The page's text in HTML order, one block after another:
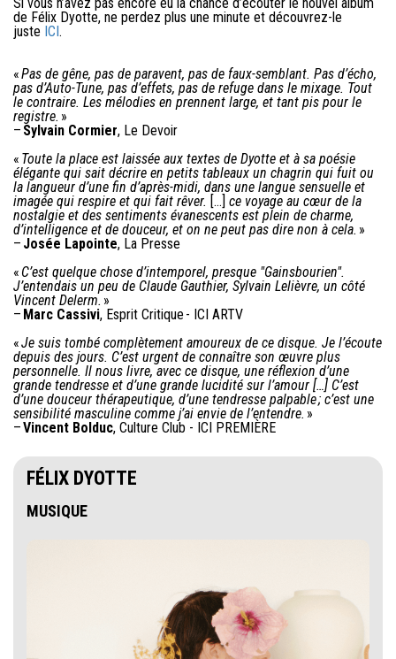
de Félix Dyotte, ne perdez plus une minute et découvrez-le
juste ICI .
«Pas de gêne, pas de paravent, pas de faux-semblant. Pas d’écho,
pas d’Auto-Tune, pas d’effets, pas de refuge dans le mixage. Tout
le contraire. Les mélodies en prennent large, et tant pis pour le
registre. »
– Sylvain Cormier, Le Devoir
« Toute la place est laissée aux textes de Dyotte et à sa poésie
élégante qui sait décrire en petits tableaux un chagrin qui fuit ou
la langueur d’une fin d’après-midi, dans une langue sensuelle et
imagée qui respire et qui fait rêver. […] ce voyage au cœur de la
nostalgie et des sentiments évanescents est plein de charme,
d’intelligence et de douceur, et on ne peut pas dire non à cela. »
– Josée Lapointe, La Presse
« C’est quelque chose d’intemporel, presque "Gainsbourien".
J’entendais un peu de Claude Gauthier, Sylvain Lelièvre, un côté
Vincent Delerm. »
– Marc Cassivi, Esprit Critique - ICI ARTV
«Je suis tombé complètement amoureux de ce disque. Je l’écoute
depuis des jours. C’est urgent de connaître son œuvre plus
personnelle. Il nous livre, avec ce disque, une réflexion d’une
grande tendresse et d’une grande lucidité sur l’amour […] C’est
d’une douceur thérapeutique, d’une tendresse palpable ; c’est une
sensibilité masculine comme j’ai envie de l’entendre. »
–Vincent Bolduc, Culture Club - ICI PREMIÈRE
FÉLIX DYOTTE
MUSIQUE